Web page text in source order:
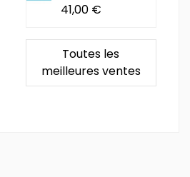
41,00 €
Toutes les
meilleures ventes